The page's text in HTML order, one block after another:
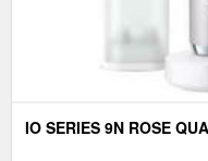
IO SERIES 9N ROSE